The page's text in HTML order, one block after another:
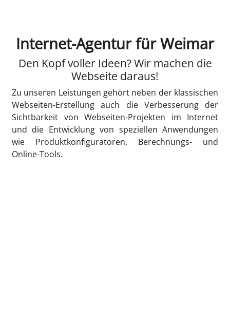
Internet-Agentur für Weimar
Den Kopf voller Ideen? Wir machen die
Webseite daraus!
Zu unseren Leistungen gehört neben der klassischen
Webseiten-Erstellung auch die Verbesserung der
Sichtbarkeit von Webseiten-Projekten im Internet
und die Entwicklung von speziellen Anwendungen
wie Produktkonfiguratoren, Berechnungs- und
Online-Tools.